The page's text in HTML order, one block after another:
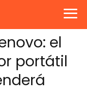
el
portátil